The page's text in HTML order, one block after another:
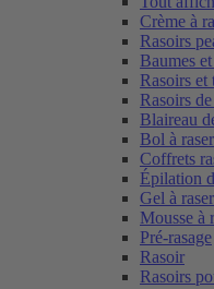
Crème à
Rasoirs
Baumes
Rasoirs et
Rasoirs
Blaireau
Bol à raser
Coffrets
Épilation
Gel à raser
Mousse à
Pré-rasage
Rasoir
Rasoirs